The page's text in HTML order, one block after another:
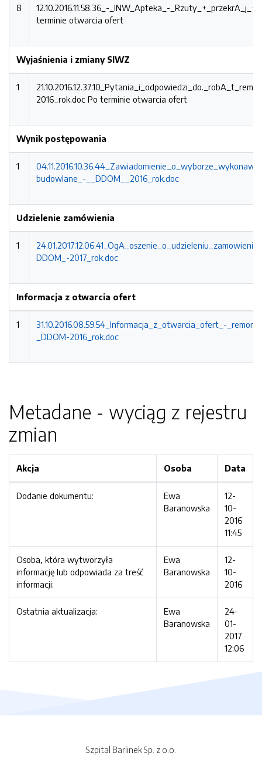
8
12.10.2016.11.58.36_-_INW_Apteka_-
terminie otwarcia ofert
Wyjaśnienia i zmiany SIWZ
1
2016_rok.doc Po terminie otwarcia ofert
Wynik postępowania
1
budowlane_-__DDOM__2016_rok.doc
Udzielenie zamówienia
1
DDOM_-2017_rok.doc
Informacja z otwarcia ofert
1
31.10.2016.08.59.54_Informacja_z_otwarcia_ofert_-
_DDOM-2016_rok.doc
Metadane - wyciąg z rejestru
zmian
Akcja Osoba Data
Dodanie dokumentu:
Ewa
Baranowska
12-
10-
2016
11:45
Osoba, która wytworzyła
informację lub odpowiada za treść
informacji:
Ewa
Baranowska
12-
10-
2016
Ostatnia aktualizacja:
Ewa
Baranowska
24-
01-
2017
12:06
Szpital Barlinek Sp. z o.o.